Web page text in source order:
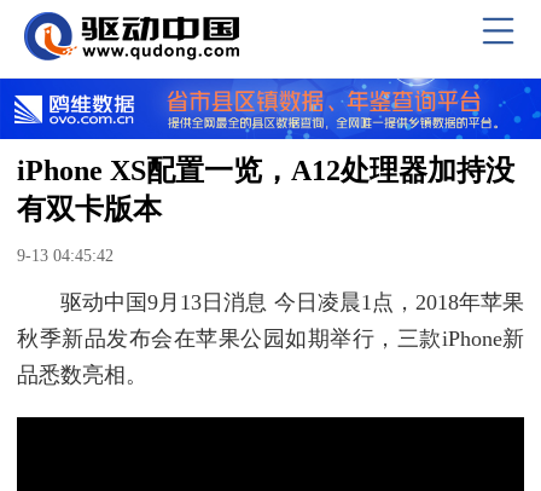
iPhone XS配置一览，A12处理器加持没
有双卡版本
9-13 04:45:42
驱动中国9月13日消息 今日凌晨1点，2018年苹果
秋季新品发布会在苹果公园如期举行，三款iPhone新
品悉数亮相。